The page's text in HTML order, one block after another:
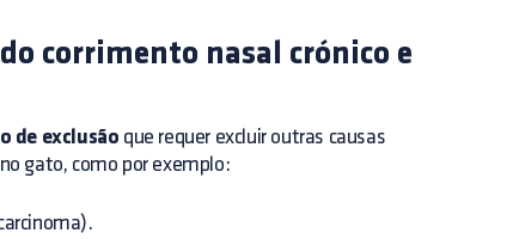
corrimento nasal crónico e
de exclusão que requer excluir outras causas
gato, como por exemplo: